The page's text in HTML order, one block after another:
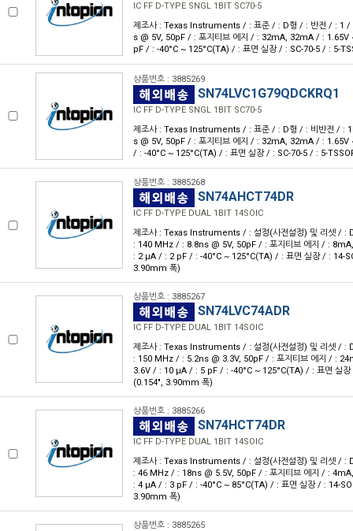
IC FF D-TYPE SNGL 1BIT SC70-5
제조사 : Texas Instruments / : 표준 / : D형 / : 반전 / : 1
s @ 5V, 50pF / : 포지티브 에지 / : 32mA, 32mA / :
pF / : -40°C ~ 125°C(TA) / : 표면 실장 / : SC-70-5 / : 5-
상품번호 : 3885269
SN74LVC1G79QDCKRQ1
IC FF D-TYPE SNGL 1BIT SC70-5
제조사 : Texas Instruments / : 표준 / : D형 / : 비반전 / :
s @ 5V, 50pF / : 포지티브 에지 / : 32mA, 32mA / :
/ : -40°C ~ 125°C(TA) / : 표면 실장 / : SC-70-5 / : 5-
상품번호 : 3885268
SN74AHCT74DR
IC FF D-TYPE DUAL 1BIT 14SOIC
제조사 : Texas Instruments / : 설정(사전설정) 및 리셋 / :
: 140 MHz / : 8.8ns @ 5V, 50pF / : 포지티브 에지 / :
: 2 μA / : 2 pF / : -40°C ~ 125°C(TA) / : 표면 실장 / : 14-
3.90mm 폭)
상품번호 : 3885267
SN74LVC74ADR
IC FF D-TYPE DUAL 1BIT 14SOIC
제조사 : Texas Instruments / : 설정(사전설정) 및 리셋 / :
: 150 MHz / : 5.2ns @ 3.3V, 50pF / : 포지티브 에지 / :
3.6V / : 10 μA / : 5 pF / : -40°C ~ 125°C(TA) / : 표면 실
(0.154", 3.90mm 폭)
상품번호 : 3885266
SN74HCT74DR
IC FF D-TYPE DUAL 1BIT 14SOIC
제조사 : Texas Instruments / : 설정(사전설정) 및 리셋 / :
: 46 MHz / : 18ns @ 5.5V, 50pF / : 포지티브 에지 / :
: 4 μA / : 3 pF / : -40°C ~ 85°C(TA) / : 표면 실장 / : 14-
3.90mm 폭)
상품번호 : 3885265